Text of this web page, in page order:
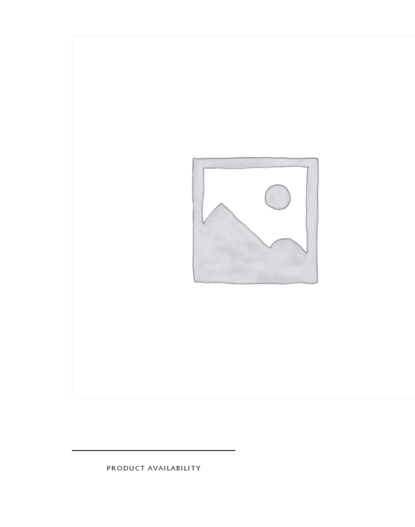
PRODUCT AVAILABILITY